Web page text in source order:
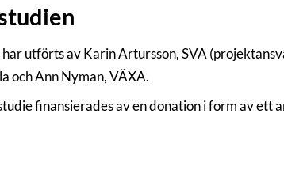
utförts av Karin Artursson, SVA
och Ann Nyman, VÄXA.
finansierades av en donation i form av ett